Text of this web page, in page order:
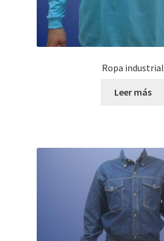
Ropa industrial
Leer más